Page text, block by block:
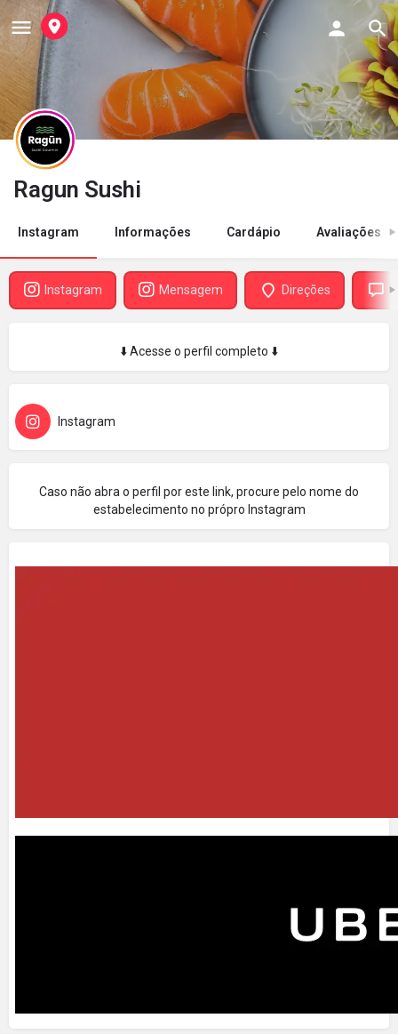
Ragun Sushi
Instagram Informações Cardápio Avaliações
Instagram Mensagem Direções
⬇️ Acesse o perfil completo ⬇️
Instagram
Caso não abra o perfil por este link, procure pelo nome do
estabelecimento no própro Instagram